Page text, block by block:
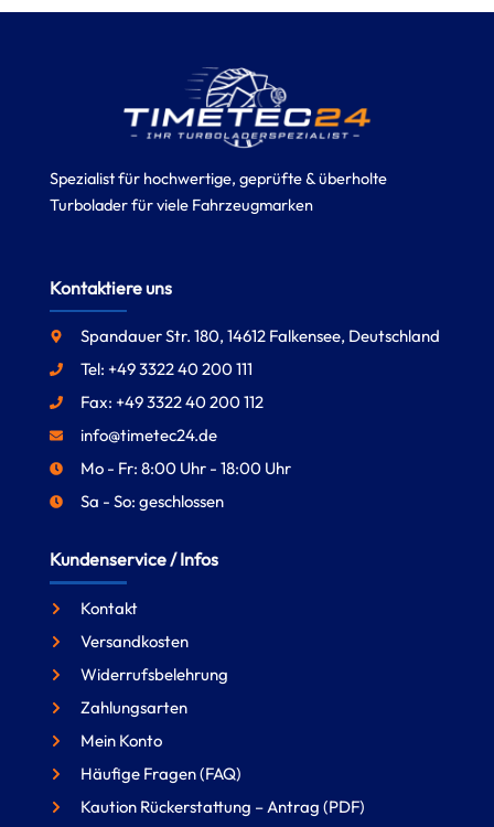
Spezialist für hochwertige, geprüfte & überholte
Turbolader für viele Fahrzeugmarken
Kontaktiere uns
Spandauer Str. 180, 14612 Falkensee, Deutschland
Tel: +49 3322 40 200 111
Fax: +49 3322 40 200 112
info@timetec24.de
Mo - Fr: 8:00 Uhr - 18:00 Uhr
Sa - So: geschlossen
Kundenservice / Infos
Kontakt
Versandkosten
Widerrufsbelehrung
Zahlungsarten
Mein Konto
Häufige Fragen (FAQ)
Kaution Rückerstattung – Antrag (PDF)